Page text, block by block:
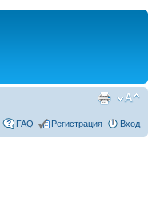
FAQ Регистрация Вход